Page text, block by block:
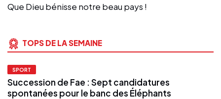
Que Dieu bénisse notre beau pays !
TOPS DE LA SEMAINE
SPORT
Succession de Fae : Sept candidatures
spontanées pour le banc des Éléphants